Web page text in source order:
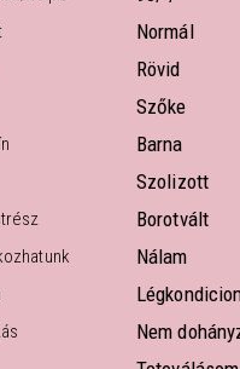
Normál
Rövid
Szőke
Barna
Szolizott
Borotvált
Nálam
Nem